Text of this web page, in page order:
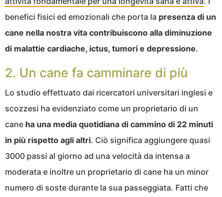
benefici fisici ed emozionali che porta la presenza di un
cane nella nostra vita contribuiscono alla diminuzione
di malattie cardiache, ictus, tumori e depressione.
2. Un cane fa camminare di più
Lo studio effettuato dai ricercatori universitari inglesi e
scozzesi ha evidenziato come un proprietario di un
cane ha una media quotidiana di cammino di 22 minuti
in più rispetto agli altri. Ciò significa aggiungere quasi
3000 passi al giorno ad una velocità da intensa a
moderata e inoltre un proprietario di cane ha un minor
numero di soste durante la sua passeggiata. Fatti che